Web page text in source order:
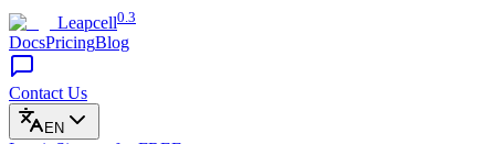
Leapcell0.3
DocsPricingBlog
Contact Us
EN